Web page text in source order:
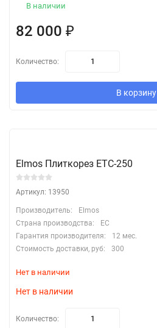
В наличии
82 000 ₽
Количество:
В корзину
Elmos Плиткорез ETC-250
Артикул: 13950
Производитель:
Elmos
Страна производства:
EC
Гарантия производителя:
12 мес.
Стоимость доставки, руб:
300
Нет в наличии
Нет в наличии
Количество: